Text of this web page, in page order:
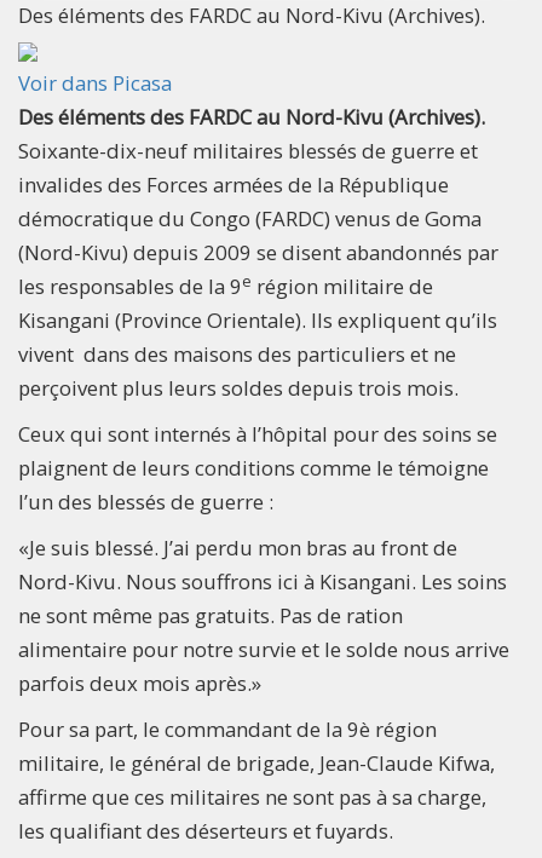
Des éléments des FARDC au Nord-Kivu (Archives).
Voir dans Picasa
Des éléments des FARDC au Nord-Kivu (Archives).
Soixante-dix-neuf militaires blessés de guerre et
invalides des Forces armées de la République
démocratique du Congo (FARDC) venus de Goma
(Nord-Kivu) depuis 2009 se disent abandonnés par
les responsables de la 9e région militaire de
Kisangani (Province Orientale). Ils expliquent qu’ils
vivent dans des maisons des particuliers et ne
perçoivent plus leurs soldes depuis trois mois.
Ceux qui sont internés à l’hôpital pour des soins se
plaignent de leurs conditions comme le témoigne
l’un des blessés de guerre :
«Je suis blessé. J’ai perdu mon bras au front de
Nord-Kivu. Nous souffrons ici à Kisangani. Les soins
ne sont même pas gratuits. Pas de ration
alimentaire pour notre survie et le solde nous arrive
parfois deux mois après.»
Pour sa part, le commandant de la 9è région
militaire, le général de brigade, Jean-Claude Kifwa,
affirme que ces militaires ne sont pas à sa charge,
les qualifiant des déserteurs et fuyards.